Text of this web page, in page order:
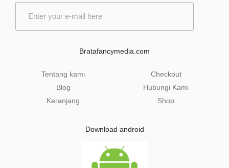
Bratafancymedia.com
Tentang kami
Blog
Keranjang
Checkout
Hubungi Kami
Shop
Download android